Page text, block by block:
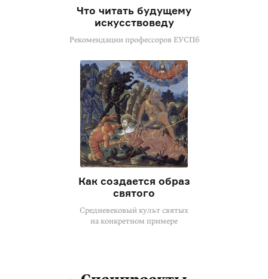
Что читать будущему
искусствоведу
Рекомендации профессоров ЕУСПб
Как создается образ
святого
Средневековый культ святых
на конкретном примере